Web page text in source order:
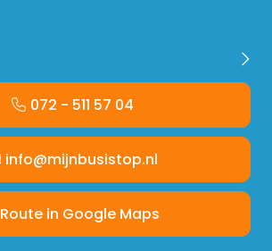
072 - 511 57 04
info@mijnbusistop.nl
Route in Google Maps